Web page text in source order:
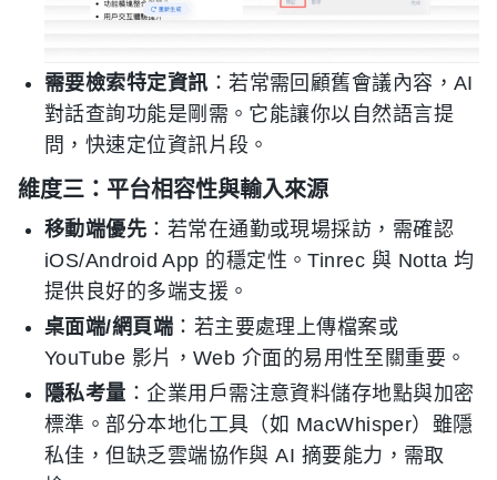
需要檢索特定資訊：若常需回顧舊會議內容，AI
對話查詢功能是剛需。它能讓你以自然語言提
問，快速定位資訊片段。
維度三：平台相容性與輸入來源
移動端優先 ：若常在通勤或現場採訪，需確認
iOS/Android App 的穩定性。Tinrec 與 Notta 均
提供良好的多端支援。
桌面端/網頁端 ：若主要處理上傳檔案或
YouTube 影片，Web 介面的易用性至關重要。
隱私考量 ：企業用戶需注意資料儲存地點與加密
標準。部分本地化工具（如 MacWhisper）雖隱
私佳，但缺乏雲端協作與 AI 摘要能力，需取